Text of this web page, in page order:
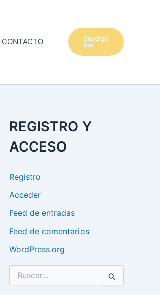
CONTACTO
Suscripc
ión
REGISTRO Y
ACCESO
Registro
Acceder
Feed de entradas
Feed de comentarios
WordPress.org